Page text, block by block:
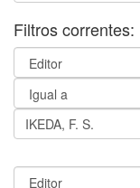
Filtros correntes: